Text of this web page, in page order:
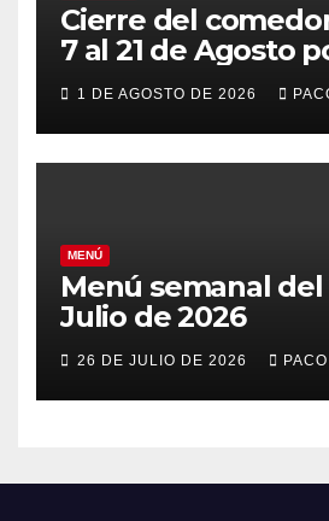
Cierre del
7 al 21 de Agosto
vacaciones
1 DE AGOSTO DE 2026
MENÚ
Menú semanal del
Julio de 2026
26 DE JULIO DE 2026